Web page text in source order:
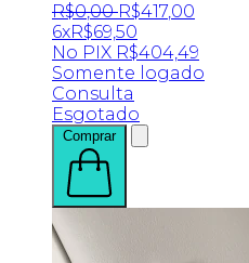
R$0,00 R$417,00
6xR$69,50
No PIX R$404,49
Somente logado
Consulta
Esgotado
Comprar